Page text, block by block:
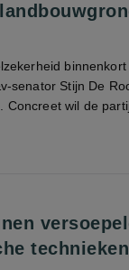
senator Stijn De
wil de partij
technieken